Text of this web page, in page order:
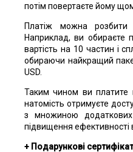
потім повертаєте йому
Платіж можна
Наприклад, ви обираєте
вартість на 10 частин і
обираючи найкращий
USD.
Таким чином ви платите
натомість отримуєте
з множиною додаткових
підвищення ефективності
+ Подарункові